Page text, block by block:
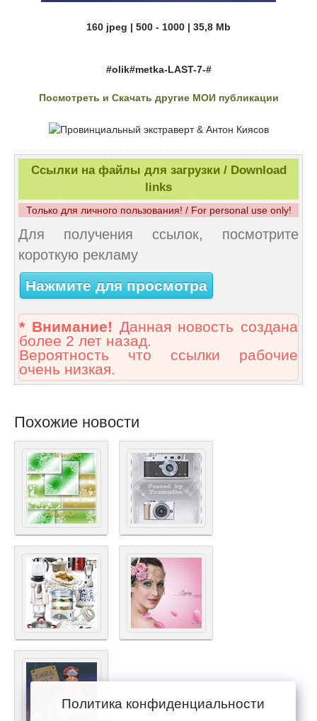
160 jpeg | 500 - 1000 | 35,8 Mb
#olik#metka-LAST-7-#
Посмотреть и Скачать другие МОИ публикации
Ссылки на файлы для загрузки / Download
links
Только для личного пользования! / For personal use only!
Для получения ссылок, посмотрите
короткую рекламу
Нажмите для просмотра
* Внимание! Данная новость создана
более 2 лет назад.
Вероятность что ссылки рабочие
очень низкая.
Похожие новости
Политика конфиденциальности